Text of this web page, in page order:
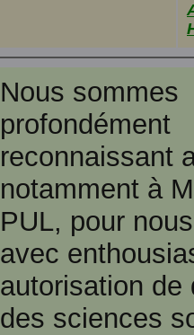
Nous sommes
profondément
reconnaissant
notamment à
PUL, pour
avec
autorisation de
des sciences